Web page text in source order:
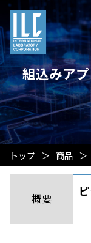
組込みア
トップ 商品
概要